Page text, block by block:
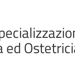
ed